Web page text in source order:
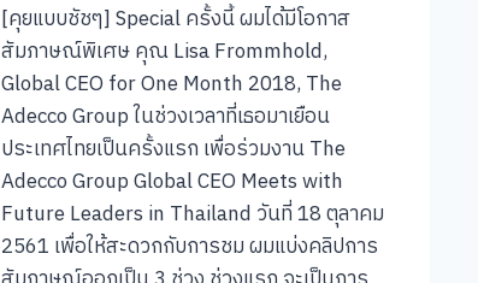
[คุยแบบชัชๆ] Special ครั้งนี้ ผมได้มีโอกาส
สัมภาษณ์พิเศษ คุณ Lisa Frommhold,
Global CEO for One Month 2018, The
Adecco Group ในช่วงเวลาที่เธอมาเยือน
ประเทศไทยเป็นครั้งแรก เพื่อร่วมงาน The
Adecco Group Global CEO Meets with
Future Leaders in Thailand วันที่ 18 ตุลาคม
2561 เพื่อให้สะดวกกับการชม ผมแบ่งคลิปการ